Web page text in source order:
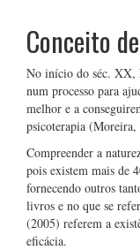
Conceito
No início do séc. XX,
num processo para
melhor e a
psicoterapia
Compreender a
pois existem mais de
fornecendo outros
livros e no que se
(2005) referem a
eficácia.